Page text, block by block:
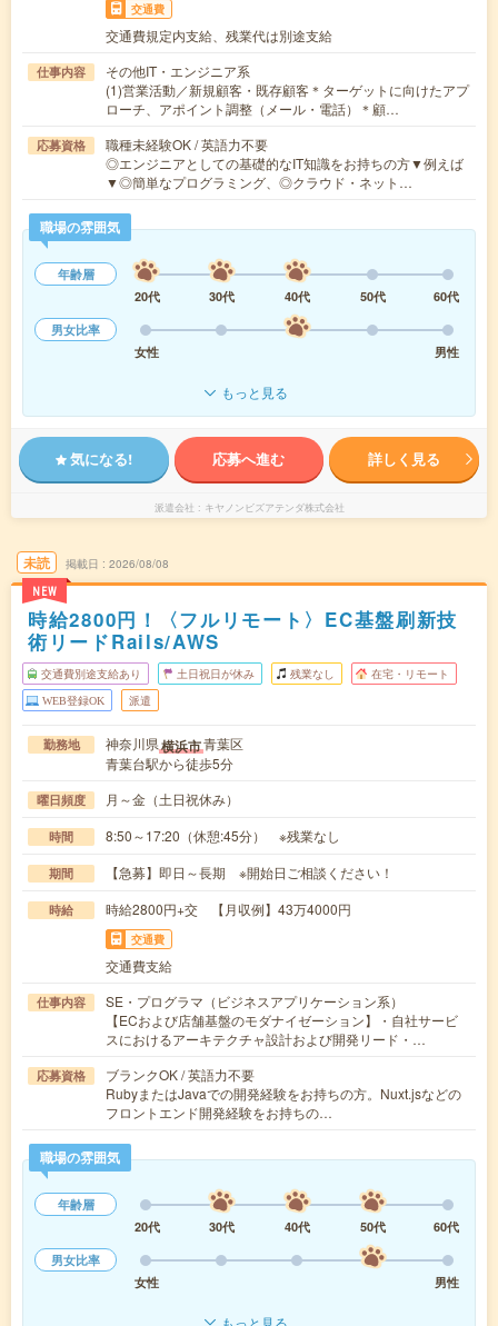
交通費
交通費規定内支給、残業代は別途支給
仕事内容
その他IT・エンジニア系
(1)営業活動／新規顧客・既存顧客＊ターゲットに向けたアプ
ローチ、アポイント調整（メール・電話）＊顧…
応募資格
職種未経験OK / 英語力不要
◎エンジニアとしての基礎的なIT知識をお持ちの方▼例えば
▼◎簡単なプログラミング、◎クラウド・ネット…
職場の雰囲気
年齢層
20代
30代 40代 50代
60代
男女比率
女性
男性
もっと見る
気になる! 応募へ進む 詳しく見る
派遣会社 キヤノンビズアテンダ株式会社
未読
NEW
掲載日 2026/08/08
時給2800円！〈フルリモート〉EC基盤刷新技
術リードRails/AWS
交通費別途支給あり 土日祝日が休み 残業なし 在宅・リモート
WEB登録OK 派遣
勤務地 神奈川県横浜市青葉区
青葉台駅から徒歩5分
曜日頻度 月～金（土日祝休み）
時間 8:50～17:20（休憩:45分） ※残業なし
期間 【急募】即日～長期 ※開始日ご相談ください！
時給 時給2800円+交 【月収例】43万4000円
交通費
交通費支給
仕事内容
SE・プログラマ（ビジネスアプリケーション系）
【ECおよび店舗基盤のモダナイゼーション】・自社サービ
スにおけるアーキテクチャ設計および開発リード・…
応募資格
ブランクOK / 英語力不要
RubyまたはJavaでの開発経験をお持ちの方。Nuxt.jsなどの
フロントエンド開発経験をお持ちの…
職場の雰囲気
年齢層
20代
30代 40代 50代
60代
男女比率
女性
男性
もっと見る